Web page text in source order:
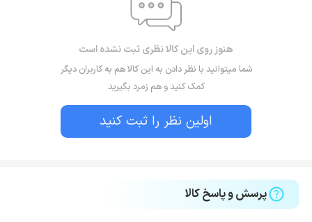
هنوز روی این کالا نظری ثبت نشده است
شما میتوانید با نظر دادن به این کالا هم به کاربران دیگر
کمک کنید و هم زمرد بگیرید
اولین نظر را ثبت کنید
پرسش و پاسخ کالا